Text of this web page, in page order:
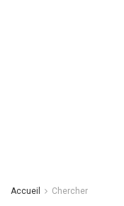
Accueil Chercher